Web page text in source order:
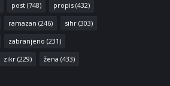
post(748) propis(432)
ramazan (246) sihr(303)
zabranjeno (231)
zikr(229) žena (433)